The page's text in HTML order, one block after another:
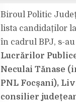
Biroul Politic
lista candidaților
în cadrul BPJ, s-
Lucrărilor
Neculai Tănase
PNL Focșani),
consilier